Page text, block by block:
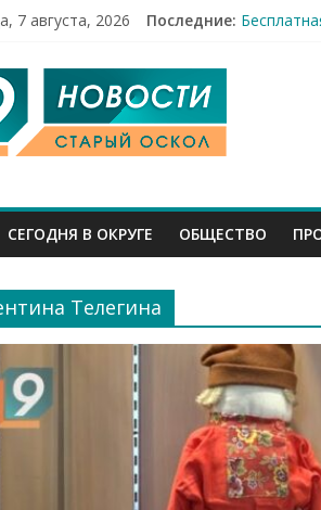
7 августа, 2026 Последние:
49,5 млн
СЕГОДНЯ В ОКРУГЕ ОБЩЕСТВО
Телегина